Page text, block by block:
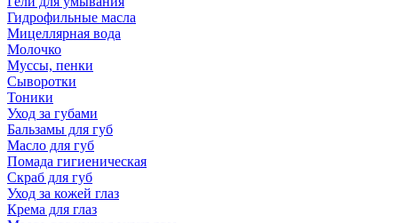
Гидрофильные масла
Мицеллярная вода
Молочко
Муссы, пенки
Сыворотки
Тоники
Уход за губами
Бальзамы для губ
Масло для губ
Помада гигиеническая
Скраб для губ
Уход за кожей глаз
Крема для глаз